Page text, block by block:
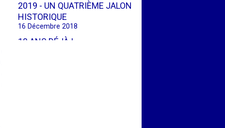
2019 - UN QUATRIÈME JALON
HISTORIQUE
16 Décembre 2018
10 ANS DÉJÀ !